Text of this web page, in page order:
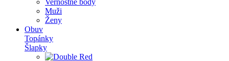
Vernostné body
Muži
Ženy
Obuv
Topánky
Šlapky